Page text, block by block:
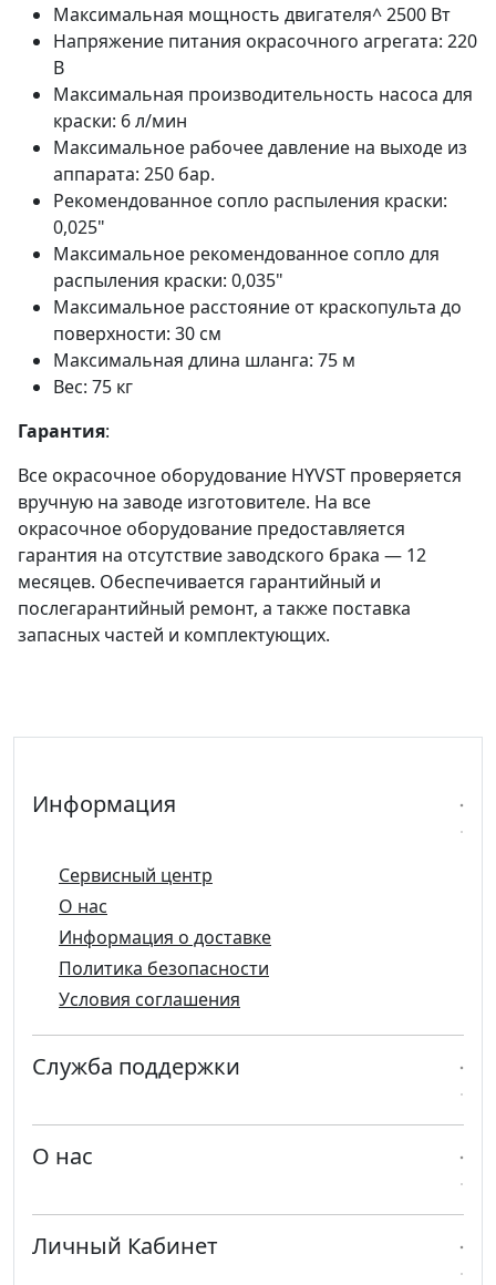
Максимальная мощность двигателя^ 2500 Вт
Напряжение питания окрасочного агрегата: 220
В
Максимальная производительность насоса для
краски: 6 л/мин
Максимальное рабочее давление на выходе из
аппарата: 250 бар.
Рекомендованное сопло распыления краски:
0,025"
Максимальное рекомендованное сопло для
распыления краски: 0,035"
Максимальное расстояние от краскопульта до
поверхности: 30 см
Максимальная длина шланга: 75 м
Вес: 75 кг
Гарантия:
Все окрасочное оборудование HYVST проверяется
вручную на заводе изготовителе. На все
окрасочное оборудование предоставляется
гарантия на отсутствие заводского брака — 12
месяцев. Обеспечивается гарантийный и
послегарантийный ремонт, а также поставка
запасных частей и комплектующих.
Информация
Сервисный центр
О нас
Информация о доставке
Политика безопасности
Условия соглашения
Служба поддержки
О нас
Личный Кабинет